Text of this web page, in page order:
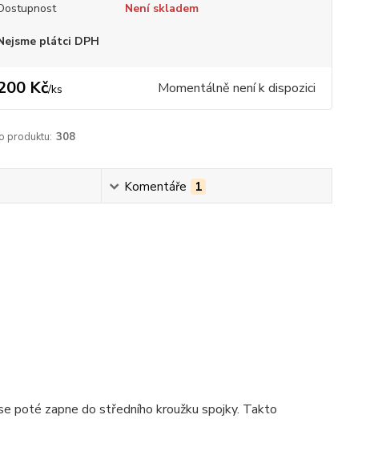
Není skladem
plátci DPH
Kč/ks Momentálně není k dispozici
produktu: 308
Komentáře 1
poté zapne do středního kroužku spojky. Takto